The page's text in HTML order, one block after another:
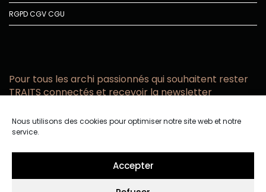
Nous utilisons des cookies pour optimiser notre site web et notre
service.
Accepter
RGPDCGVCGU
Pour tous les archi passionnés qui souhaitent rester
TRAITS connectés et recevoir la newsletter
email
confidentialité.